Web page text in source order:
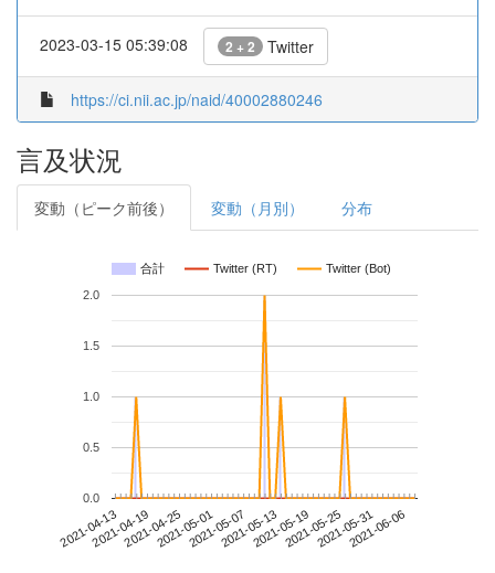
2023-03-15 05:39:08 2 + 2 Twitter
https://ci.nii.ac.jp/naid/40002880246
言及状況
変動（ピーク前後） 変動（月別） 分布
合計 Twitter (RT) Twitter (Bot)
2021-04-132021-04-192021-04-252021-05-012021-05-072021-05-132021-05-192021-05-252021-05-312021-06-06
0.0
0.5
1.0
1.5
2.0